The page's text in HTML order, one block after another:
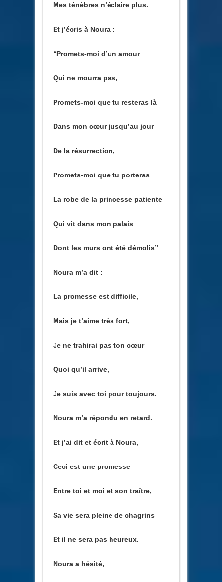
Mes ténèbres n’éclaire plus.
Et j’écris à Noura :
“Promets-moi d’un amour
Qui ne mourra pas,
Promets-moi que tu resteras là
Dans mon cœur jusqu’au jour
De la résurrection,
Promets-moi que tu porteras
La robe de la princesse patiente
Qui vit dans mon palais
Dont les murs ont été démolis”
Noura m’a dit :
La promesse est difficile,
Mais je t’aime très fort,
Je ne trahirai pas ton cœur
Quoi qu’il arrive,
Je suis avec toi pour toujours.
Noura m’a répondu en retard.
Et j’ai dit et écrit à Noura,
Ceci est une promesse
Entre toi et moi et son traître,
Sa vie sera pleine de chagrins
Et il ne sera pas heureux.
Noura a hésité,